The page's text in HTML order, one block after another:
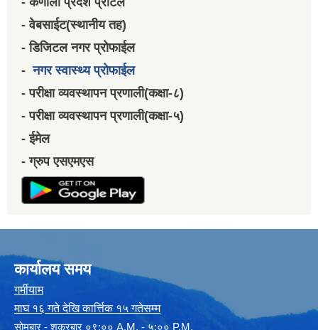
- वेबसाईट(स्थानीय तह)
- डिजिटल नगर प्रोफाईल
-नगर स्वास्थ्य प्रोफाईल
- परीक्षा व्यवस्थापन प्रणाली(कक्षा-८)
- परीक्षा व्यवस्थापन प्रणाली(कक्षा-५)
- ईमेल
- ग्रुप एसएमएस
कार्यालय समय
गर्मीयाम
माघ १६ गते देखि कार्त्तिक १५ गतेसम्म
सोमबार - शुक्रबार ०९:०० A.M. - ५:०० P.M.